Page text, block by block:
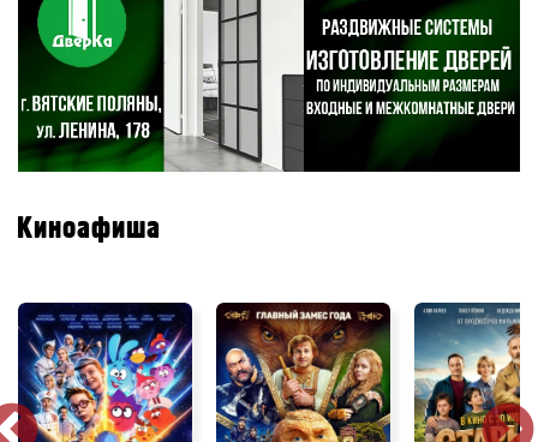
Киноафиша